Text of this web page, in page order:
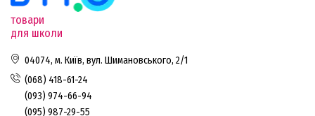
товари
для школи
04074, м. Київ, вул. Шимановського, 2/1
(068) 418-61-24
(093) 974-66-94
(095) 987-29-55